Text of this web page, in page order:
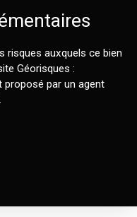
risques auxquels ce bien
Géorisques :
proposé par un agent